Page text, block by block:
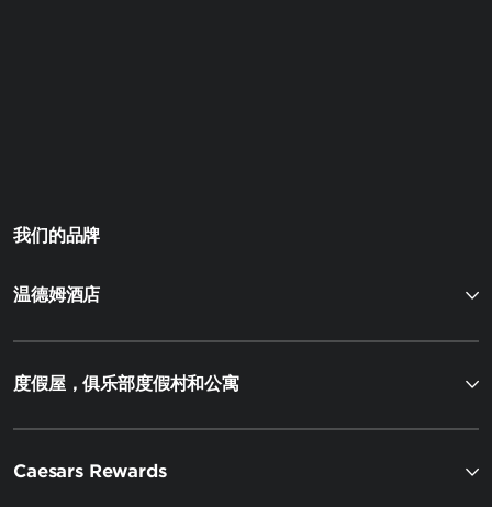
我们的品牌
温德姆酒店
度假屋，俱乐部度假村和公寓
Caesars Rewards